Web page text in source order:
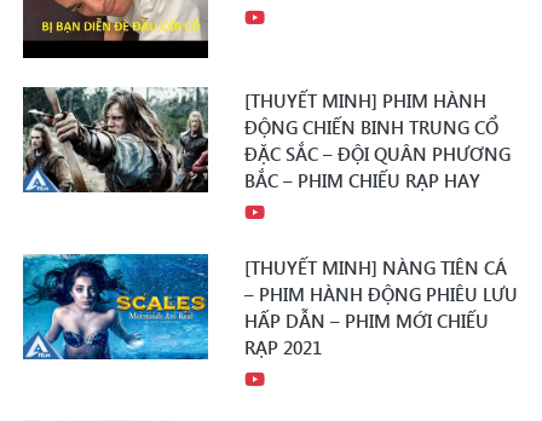
[THUYẾT MINH] PHIM HÀNH
ĐỘNG CHIẾN BINH TRUNG CỔ
ĐẶC SẮC – ĐỘI QUÂN PHƯƠNG
BẮC – PHIM CHIẾU RẠP HAY
[THUYẾT MINH] NÀNG TIÊN CÁ
– PHIM HÀNH ĐỘNG PHIÊU LƯU
HẤP DẪN – PHIM MỚI CHIẾU
RẠP 2021